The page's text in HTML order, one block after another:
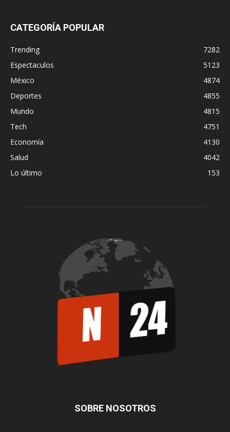
CATEGORÍA POPULAR
Trending
7282
Espectaculos
5123
México
4874
Deportes
4855
Mundo
4815
Tech
4751
Economía
4130
Salud
4042
Lo último
153
SOBRE NOSOTROS